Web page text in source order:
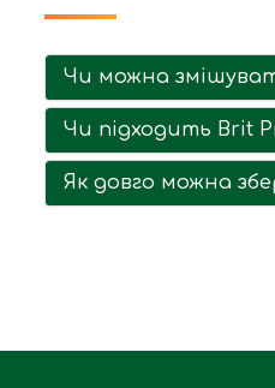
Чи можна
Чи підходить Brit
Як довго можна